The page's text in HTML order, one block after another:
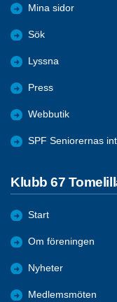
Mina sidor
Sök
Lyssna
Press
Webbutik
SPF Seniorernas
Klubb 67
Start
Om föreningen
Nyheter
Medlemsmöten